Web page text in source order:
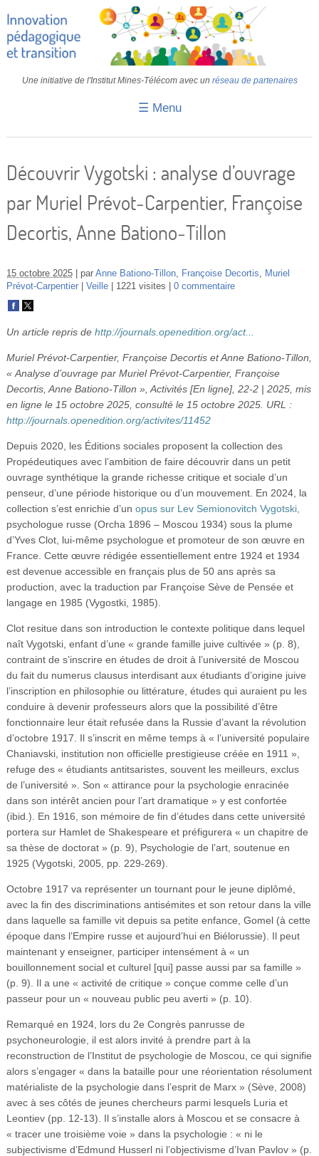
Une initiative de l'Institut Mines-Télécom avec un réseau de partenaires
☰ Menu
Retours d’expériences
Transition
IA
IMT
Vidéos
S’inscrire
Se connecter
Découvrir Vygotski : analyse d’ouvrage
par Muriel Prévot‑Carpentier, Françoise
Decortis, Anne Bationo‑Tillon
15 octobre 2025 par Anne Bationo-Tillon, Françoise Decortis
Muriel
Prévot-Carpentier
Veille 1221 visites 0 commentaire
Un article repris de http://journals.openedition.org/act...
Muriel Prévot-Carpentier, Françoise Decortis et Anne Bationo-Tillon,
« Analyse d’ouvrage par Muriel Prévot‑Carpentier, Françoise
Decortis, Anne Bationo‑Tillon », Activités [En ligne], 22-2 | 2025, mis
en ligne le 15 octobre 2025, consulté le 15 octobre 2025. URL :
http://journals.openedition.org/activites/11452
Depuis 2020, les Éditions sociales proposent la collection des
Propédeutiques avec l’ambition de faire découvrir dans un petit
ouvrage synthétique la grande richesse critique et sociale d’un
penseur, d’une période historique ou d’un mouvement. En 2024, la
collection s’est enrichie d’un opus sur Lev Semionovitch Vygotski,
psychologue russe (Orcha 1896 – Moscou 1934) sous la plume
d’Yves Clot, lui-même psychologue et promoteur de son œuvre en
France. Cette œuvre rédigée essentiellement entre 1924 et 1934
est devenue accessible en français plus de 50 ans après sa
production, avec la traduction par Françoise Sève de Pensée et
langage en 1985 (Vygostki, 1985).
Clot resitue dans son introduction le contexte politique dans lequel
naît Vygotski, enfant d’une « grande famille juive cultivée » (p. 8),
contraint de s’inscrire en études de droit à l’université de Moscou
du fait du numerus clausus interdisant aux étudiants d’origine juive
l’inscription en philosophie ou littérature, études qui auraient pu les
conduire à devenir professeurs alors que la possibilité d’être
fonctionnaire leur était refusée dans la Russie d’avant la révolution
d’octobre 1917. Il s’inscrit en même temps à « l’université populaire
Chaniavski, institution non officielle prestigieuse créée en 1911 »,
refuge des « étudiants antitsaristes, souvent les meilleurs, exclus
de l’université ». Son « attirance pour la psychologie enracinée
dans son intérêt ancien pour l’art dramatique » y est confortée
(ibid.). En 1916, son mémoire de fin d’études dans cette université
portera sur Hamlet de Shakespeare et préfigurera « un chapitre de
sa thèse de doctorat » (p. 9), Psychologie de l’art, soutenue en
1925 (Vygotski, 2005, pp. 229‑269).
Octobre 1917 va représenter un tournant pour le jeune diplômé,
avec la fin des discriminations antisémites et son retour dans la ville
dans laquelle sa famille vit depuis sa petite enfance, Gomel (à cette
époque dans l’Empire russe et aujourd’hui en Biélorussie). Il peut
maintenant y enseigner, participer intensément à « un
bouillonnement social et culturel [qui] passe aussi par sa famille »
(p. 9). Il a une « activité de critique » conçue comme celle d’un
passeur pour un « nouveau public peu averti » (p. 10).
Remarqué en 1924, lors du 2e Congrès panrusse de
psychoneurologie, il est alors invité à prendre part à la
reconstruction de l’Institut de psychologie de Moscou, ce qui signifie
alors s’engager « dans la bataille pour une réorientation résolument
matérialiste de la psychologie dans l’esprit de Marx » (Sève, 2008)
avec à ses côtés de jeunes chercheurs parmi lesquels Luria et
Leontiev (pp. 12-13). Il s’installe alors à Moscou et se consacre à
« tracer une troisième voie » dans la psychologie : « ni le
subjectivisme d’Edmund Husserl ni l’objectivisme d’Ivan Pavlov » (p.